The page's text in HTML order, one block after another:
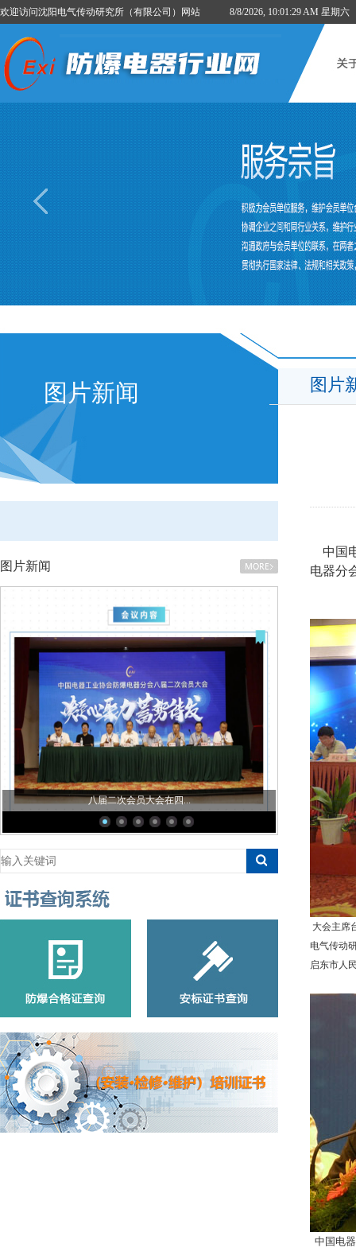
欢迎访问沈阳电气传动研究所（有限公司）网站 8/8/2026, 10:01:30 AM 星期六
图片新闻
图片新闻
八届二次会员大会在四...
图片
中国
电器分
大会主席
电气传动
启东市人
中国电